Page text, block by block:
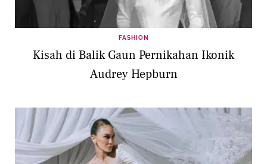
FASHION
Kisah di Balik Gaun Pernikahan Ikonik
Audrey Hepburn